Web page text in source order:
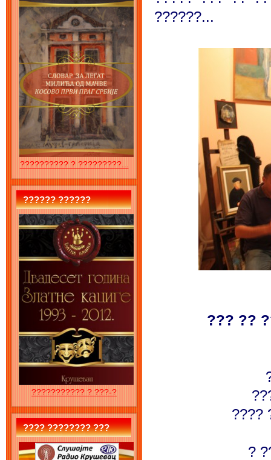
?????????? ? ?????????...
?????? ??????
??????????? ? ???-?
???? ???????? ???
??????...
??? ??
????
?